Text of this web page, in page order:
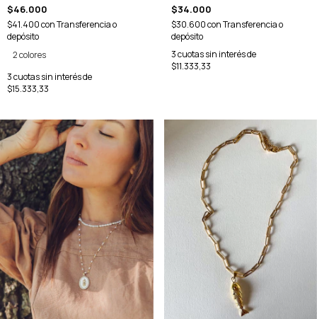
$46.000
$41.400conTransferencia o
depósito
2 colores
3cuotas sin interés de
$15.333,33
$34.000
$30.600conTransferencia o
depósito
3cuotas sin interés de
$11.333,33